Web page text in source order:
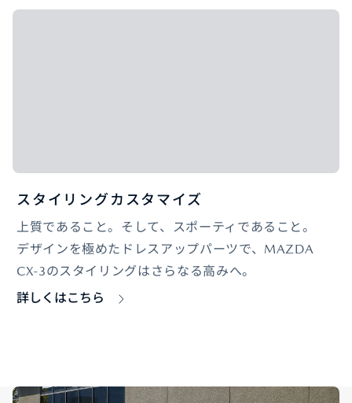
スタイリングカスタマイズ
上質であること。そして、スポーティであること。
デザインを極めたドレスアップパーツで、MAZDA
CX-3のスタイリングはさらなる高みへ。
詳しくはこちら